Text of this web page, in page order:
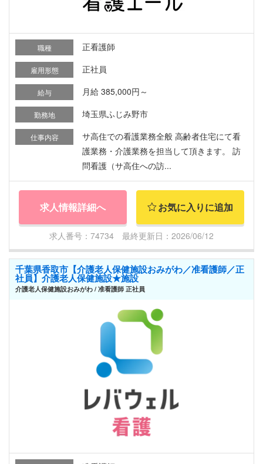
職種 正看護師
雇用形態 正社員
給与 月給 385,000円～
勤務地 埼玉県ふじみ野市
仕事内容
サ高住での看護業務全般 高齢者住宅にて看
護業務・介護業務を担当して頂きます。 訪
問看護（サ高住への訪...
求人情報詳細へ お気に入りに追加
求人番号：74734 最終更新日：2026/06/12
千葉県香取市【介護老人保健施設おみがわ／准看護師／正
社員】介護老人保健施設★施設
介護老人保健施設おみがわ / 准看護師 正社員